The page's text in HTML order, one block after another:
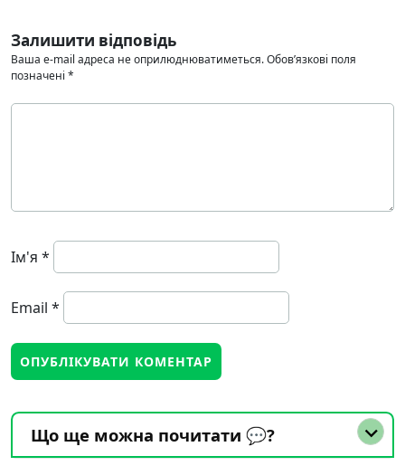
Залишити відповідь
Ваша e-mail адреса не оприлюднюватиметься.Обов’язкові поля
позначені *
Ім'я *
Email *
Що ще можна почитати 💬?